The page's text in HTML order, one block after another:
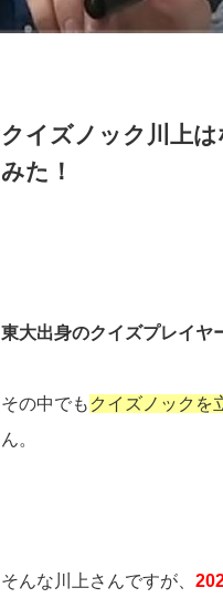
クイズノック川上
みた！
東大出身のクイズプレイヤ
その中でも クイズノックを
ん。
そんな川上さんですが、